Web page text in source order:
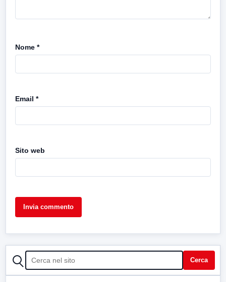
Nome *
Email *
Sito web
CERCA Cerca